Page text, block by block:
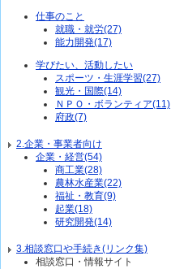
仕事のこと
就職・就労(27)
能力開発(17)
学びたい、活動したい
スポーツ・生涯学習(27)
観光・国際(14)
ＮＰＯ・ボランティア(11)
府政(7)
2.企業・事業者向け
企業・経営(54)
商工業(28)
農林水産業(22)
福祉・教育(9)
起業(18)
研究開発(14)
3.相談窓口や手続き(リンク集)
相談窓口・情報サイト